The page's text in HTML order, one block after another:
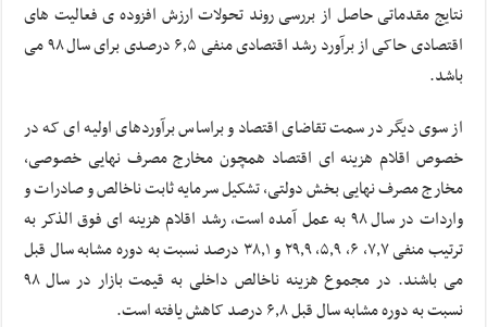
نتایج مقدماتی حاصل از بررسی روند تحولات ارزش افزوده ی فعالیت های
اقتصادی حاکی از برآورد رشد اقتصادی منفی ۶٫۵ درصدی برای سال ۹۸ می
باشد.
از سوی دیگر در سمت تقاضای اقتصاد و براساس برآوردهای اولیه ای که در
خصوص اقلام هزینه ای اقتصاد همچون مخارج مصرف نهایی خصوصی،
مخارج مصرف نهایی بخش دولتی، تشکیل سرمایه ثابت ناخالص و صادرات و
واردات در سال ۹۸ به عمل آمده است، رشد اقلام هزینه ای فوق الذکر به
ترتیب منفی ۷٫۷، ۶، ۵٫۹، ۲۹٫۹ و ۳۸٫۱ درصد نسبت به دوره مشابه سال قبل
می باشند. در مجموع هزینه ناخالص داخلی به قیمت بازار در سال ۹۸
نسبت به دوره مشابه سال قبل ۶٫۸ درصد کاهش یافته است.